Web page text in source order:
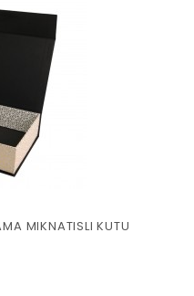
MIKNATISLI KUTU